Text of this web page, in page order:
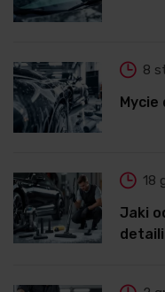
8
18
Jaki